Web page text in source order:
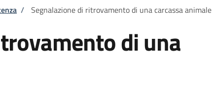
/ Segnalazione di ritrovamento di una carcassa animale
di una